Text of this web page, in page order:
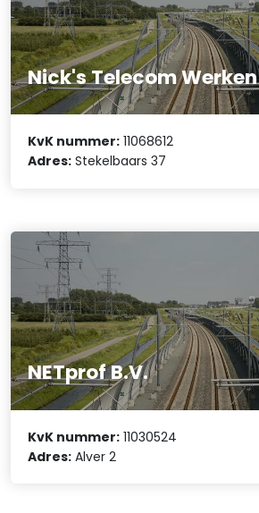
Nick's Telecom Werken
KvK nummer: 11068612
Adres: Stekelbaars 37
NETprof B.V.
KvK nummer: 11030524
Adres: Alver 2